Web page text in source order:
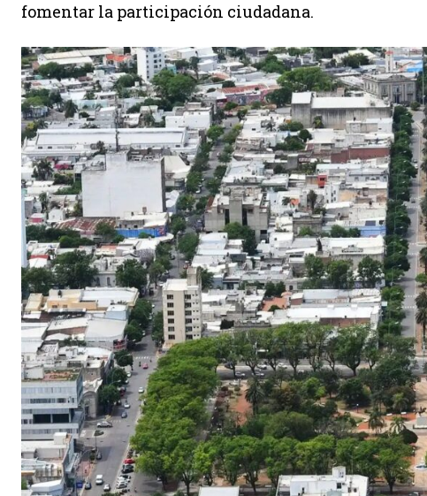
fomentar la participación ciudadana.